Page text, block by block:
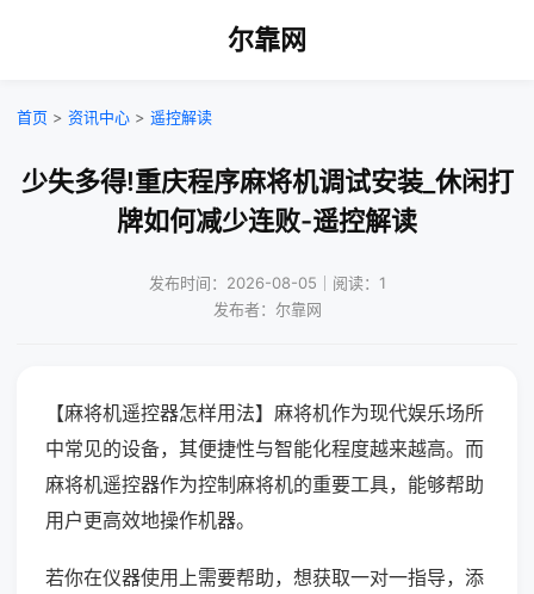
尔靠网
首页 > 资讯中心 > 遥控解读
少失多得!重庆程序麻将机调试安装_休闲打
牌如何减少连败-遥控解读
发布时间：2026-08-05｜阅读：1
发布者：尔靠网
【麻将机遥控器怎样用法】麻将机作为现代娱乐场所
中常见的设备，其便捷性与智能化程度越来越高。而
麻将机遥控器作为控制麻将机的重要工具，能够帮助
用户更高效地操作机器。
若你在仪器使用上需要帮助，想获取一对一指导，添